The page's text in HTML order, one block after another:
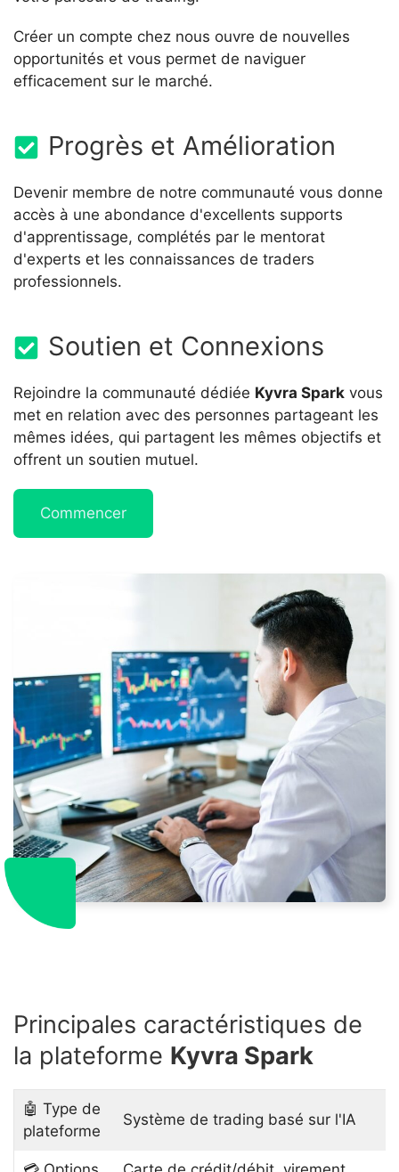
Créer un compte chez nous ouvre de nouvelles
opportunités et vous permet de naviguer
efficacement sur le marché.
Progrès et Amélioration
Devenir membre de notre communauté vous donne
accès à une abondance d'excellents supports
d'apprentissage, complétés par le mentorat
d'experts et les connaissances de traders
professionnels.
Soutien et Connexions
Rejoindre la communauté dédiée Kyvra Spark vous
met en relation avec des personnes partageant les
mêmes idées, qui partagent les mêmes objectifs et
offrent un soutien mutuel.
Commencer
Principales caractéristiques de
la plateforme Kyvra Spark
🤖 Type de
plateforme
Système de trading basé sur l'IA